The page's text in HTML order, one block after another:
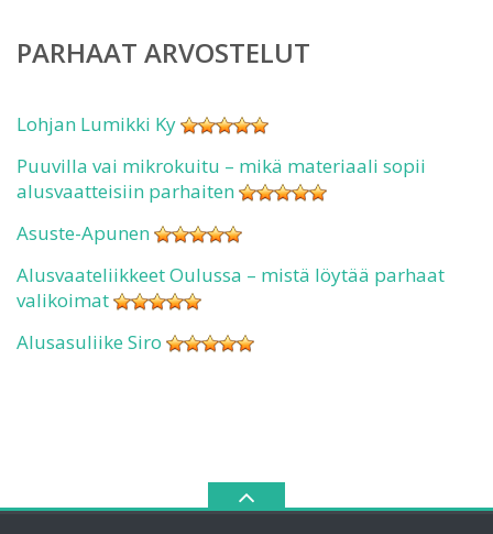
PARHAAT ARVOSTELUT
Lohjan Lumikki Ky
Puuvilla vai mikrokuitu – mikä materiaali sopii
alusvaatteisiin parhaiten
Asuste-Apunen
Alusvaateliikkeet Oulussa – mistä löytää parhaat
valikoimat
Alusasuliike Siro